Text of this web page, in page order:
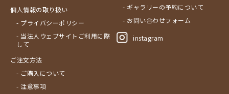
個人情報の取り扱い
- プライバシーポリシー
- 当法人ウェブサイトご利用に際
して
ご注文方法
- ご購入について
- 注意事項
- ギャラリーの予約について
- お問い合わせフォーム
instagram